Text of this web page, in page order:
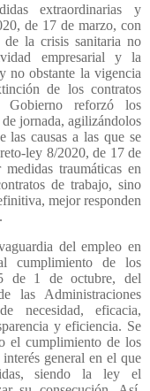
extraordinarias y
de 17 de marzo, con
la crisis sanitaria no
empresarial y la
no obstante la vigencia
de los contratos
reforzó los
jornada, agilizándolos
causas a las que se
ley 8/2020, de 17 de
traumáticas en
de trabajo, sino
mejor responden
del empleo en
cumplimiento de los
de 1 de octubre, del
las Administraciones
necesidad, eficacia,
y eficiencia. Se
el cumplimiento de los
general en el que
siendo la ley el